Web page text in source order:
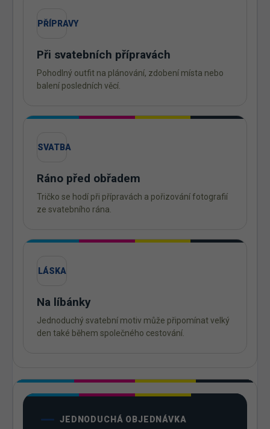
PŘÍPRAVY
Při svatebních přípravách
Pohodlný outfit na plánování, zdobení místa nebo
balení posledních věcí.
SVATBA
Ráno před obřadem
Tričko se hodí při přípravách a pořizování fotografií
ze svatebního rána.
LÁSKA
Na líbánky
Jednoduchý svatební motiv může připomínat velký
den také během společného cestování.
JEDNODUCHÁ OBJEDNÁVKA